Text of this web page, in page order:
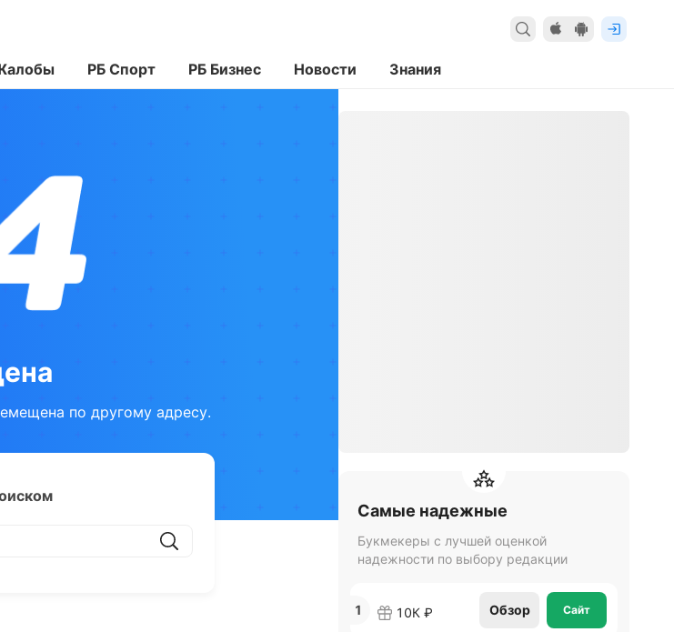
РБ Спорт РБ Бизнес Новости Знания
по другому адресу.
Самые надежные
Букмекеры с лучшей оценкой
надежности по выбору редакции
1 10К ₽ Обзор Сайт